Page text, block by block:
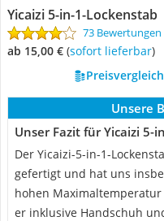
Yicaizi 5-in-1-Lockenstab
73 Bewertungen
ab 15,00 € ( Sofort lieferbar)
Unsere
Unser Fazit für Yicaizi 5-
Der Yicaizi-5-in-1-
gefertigt und hat uns
hohen
er inklusive Handschuh